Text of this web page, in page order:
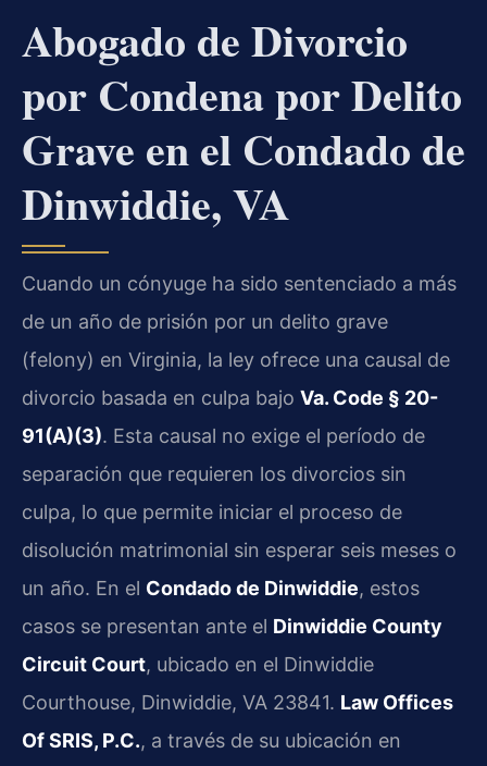
Abogado de Divorcio
por Condena por Delito
Grave en el Condado de
Dinwiddie, VA
Cuando un cónyuge ha sido sentenciado a más
de un año de prisión por un delito grave
(felony) en Virginia, la ley ofrece una causal de
divorcio basada en culpa bajo Va. Code § 20-
91(A)(3). Esta causal no exige el período de
separación que requieren los divorcios sin
culpa, lo que permite iniciar el proceso de
disolución matrimonial sin esperar seis meses o
un año. En el Condado de Dinwiddie, estos
casos se presentan ante el Dinwiddie County
Circuit Court, ubicado en el Dinwiddie
Courthouse, Dinwiddie, VA 23841. Law Offices
Of SRIS, P.C., a través de su ubicación en